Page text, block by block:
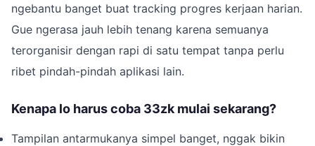
ngebantu banget buat tracking progres kerjaan harian.
Gue ngerasa jauh lebih tenang karena semuanya
terorganisir dengan rapi di satu tempat tanpa perlu
ribet pindah-pindah aplikasi lain.
Kenapa lo harus coba 33zk mulai sekarang?
Tampilan antarmukanya simpel banget, nggak bikin